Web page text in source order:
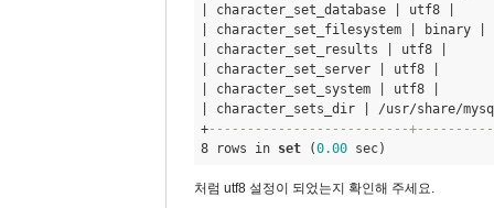
| character_set_database | utf8 |
| character_set_filesystem | binary |
| character_set_results | utf8 |
| character_set_server | utf8 |
| character_set_system | utf8 |
| character_sets_dir | /usr/share/
+--------------------------
8 rows in set (0.00 sec)
처럼 utf8 설정이 되었는지 확인해 주세요.